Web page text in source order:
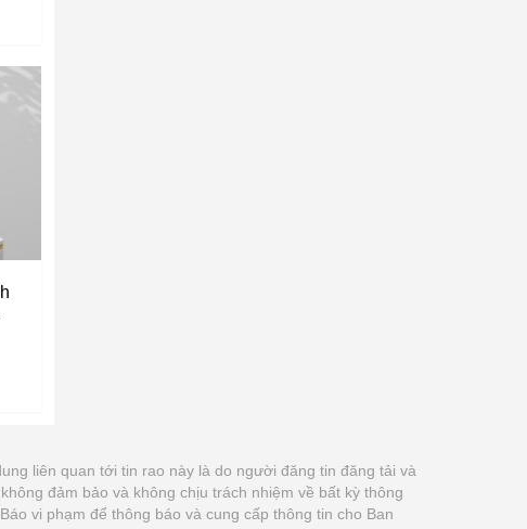
liên quan tới tin rao này là do người đăng tin đăng tải và
đảm bảo và không chịu trách nhiệm về bất kỳ thông
vi phạm để thông báo và cung cấp thông tin cho Ban